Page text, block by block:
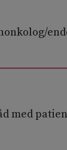
med